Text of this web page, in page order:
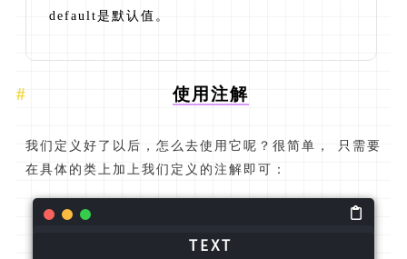
default是默认值。
使用注解
我们定义好了以后，怎么去使用它呢？很简单， 只需要
在具体的类上加上我们定义的注解即可：